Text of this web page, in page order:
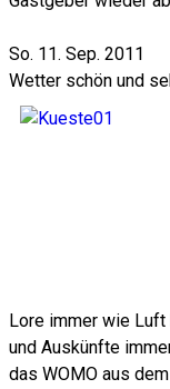
So. 11. Sep. 2011
Wetter schön und
Lore immer wie Luft
und Auskünfte
das WOMO aus